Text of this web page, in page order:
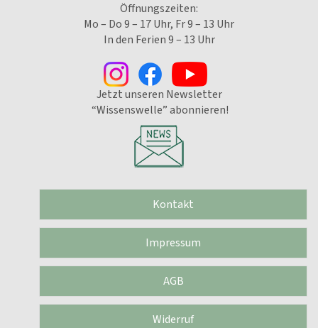
Öffnungszeiten:
Mo – Do 9 – 17 Uhr, Fr 9 – 13 Uhr
In den Ferien 9 – 13 Uhr
Jetzt unseren Newsletter
“Wissenswelle” abonnieren!
Kontakt
Impressum
AGB
Widerruf